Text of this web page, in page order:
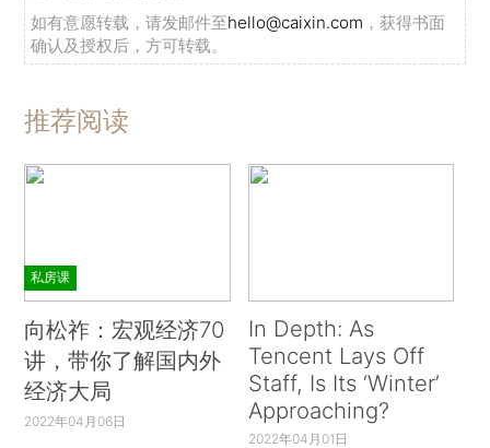
如有意愿转载，请发邮件至hello@caixin.com ，获得书面
确认及授权后，方可转载。
推荐阅读
私房课
向松祚：宏观经济70
讲，带你了解国内外
经济大局
2022年04月06日
In Depth: As
Tencent Lays Off
Staff, Is Its ‘Winter’
Approaching?
2022年04月01日